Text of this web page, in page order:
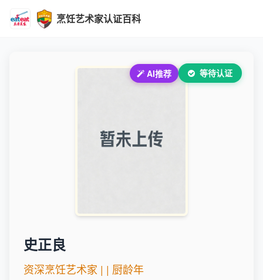
烹饪艺术家认证百科
AI推荐 等待认证
史正良
资深烹饪艺术家 | | 厨龄年